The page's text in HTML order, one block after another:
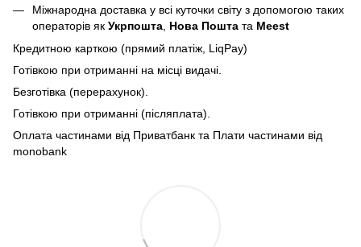
Міжнародна доставка у всі куточки світу з допомогою таких
операторів як Укрпошта Нова Пошта та Meest
Кредитною карткою (прямий платіж, LiqPay)
Готівкою при отриманні на місці видачі.
Безготівка (перерахунок).
Готівкою при отриманні (післяплата).
Оплата частинами від Приватбанк та Плати частинами від
monobank